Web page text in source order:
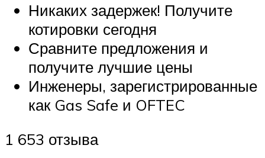
Никаких задержек! Получите
котировки сегодня
Сравните предложения и
получите лучшие цены
Инженеры, зарегистрированные
как Gas Safe и OFTEC
1 653 отзыва